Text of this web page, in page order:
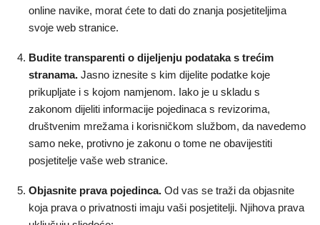
online navike, morat ćete to dati do znanja posjetiteljima
svoje web stranice.
Budite transparenti o dijeljenju podataka s trećim
stranama. Jasno iznesite s kim dijelite podatke koje
prikupljate i s kojom namjenom. Iako je u skladu s
zakonom dijeliti informacije pojedinaca s revizorima,
društvenim mrežama i korisničkom službom, da navedemo
samo neke, protivno je zakonu o tome ne obavijestiti
posjetitelje vaše web stranice.
Objasnite prava pojedinca. Od vas se traži da objasnite
koja prava o privatnosti imaju vaši posjetitelji. Njihova prava